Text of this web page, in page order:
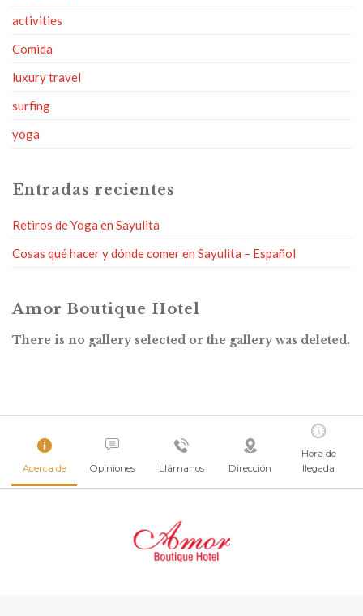
activities
Comida
luxury travel
surfing
yoga
Entradas recientes
Retiros de Yoga en Sayulita
Cosas qué hacer y dónde comer en Sayulita – Español
Amor Boutique Hotel
There is no gallery selected or the gallery was deleted.
Acerca de Opiniones Llámanos Dirección
Hora de
llegada